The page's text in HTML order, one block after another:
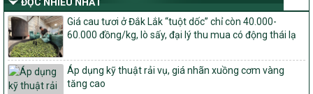
Dự án 2 – Chương trình Mục tiêu quốc gia Giảm nghèo bền vững
giai đoạn 2021-2025 được kéo dài sang năm 2026
827/QĐ-BNNMT
Quyết định Ban hành Kế hoạch triển khai thực hiện Chương trình
mục tiêu quốc gia xây dựng nông thôn mới, giảm nghèo bền
vững và phát triển kinh tế – xã hội vùng đồng bào dân tộc thiểu
ĐỌC NHIỀU NHẤT
Giá cau tươi ở Đắk Lắk “tuột dốc” chỉ còn 40.000-
60.000 đồng/kg, lò sấy, đại lý thu mua có động thái lạ
Áp dụng kỹ thuật rải vụ, giá nhãn xuồng cơm vàng
tăng cao